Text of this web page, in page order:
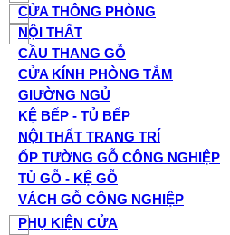
CỬA THÔNG PHÒNG
NỘI THẤT
CẦU THANG GỖ
CỬA KÍNH PHÒNG TẮM
GIƯỜNG NGỦ
KỆ BẾP - TỦ BẾP
NỘI THẤT TRANG TRÍ
ỐP TƯỜNG GỖ CÔNG NGHIỆP
TỦ GỖ - KỆ GỖ
VÁCH GỖ CÔNG NGHIỆP
PHỤ KIỆN CỬA